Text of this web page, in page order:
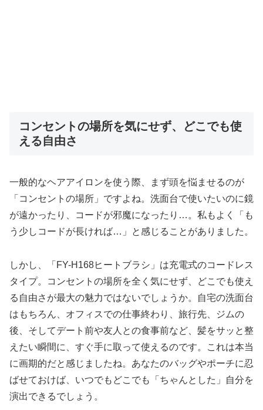
コンセントの場所を気にせず、どこでも使
える自由さ
一般的なヘアアイロンを使う際、まず頭を悩ませるのが
「コンセントの場所」ですよね。洗面台で使いたいのに鏡
が遠かったり、コードが邪魔になったり…。私もよく「も
う少しコードが長ければ…」と感じることがありました。
しかし、「FY-H168ヒートブラシ」は充電式のコードレス
タイプ。コンセントの場所を全く気にせず、どこでも使え
る自由さが最大の魅力ではないでしょうか。自宅の洗面台
はもちろん、オフィスでの仕事終わり、旅行先、ジムの
後、そしてデート前や友人との食事前など、髪をサッと整
えたい瞬間に、すぐ手に取って使えるのです。これは本当
に画期的だと感じましたね。あなたのバッグやポーチに忍
ばせておけば、いつでもどこでも「ちゃんとした」自分を
演出できるでしょう。